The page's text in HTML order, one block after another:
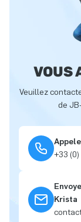
VOUS
Veuillez
de
+33 (0)
Krista